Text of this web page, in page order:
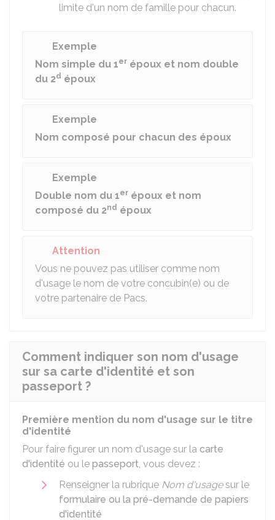
limite d'un nom de famille pour chacun.
Exemple
Nom simple du 1er époux et nom double
du 2d époux
Exemple
Nom composé pour chacun des époux
Exemple
Double nom du 1er époux et nom
composé du 2nd époux
Attention
Vous ne pouvez pas utiliser comme nom
d'usage le nom de votre concubin(e) ou de
votre partenaire de Pacs.
Comment indiquer son nom d'usage
sur sa carte d'identité et son
passeport ?
Première mention du nom d'usage sur le titre
d'identité
Pour faire figurer un nom d'usage sur la carte
d'identité ou le passeport, vous devez :
Renseigner la rubrique Nom d'usagesur le
formulaire ou la pré-demande de papiers
d'identité